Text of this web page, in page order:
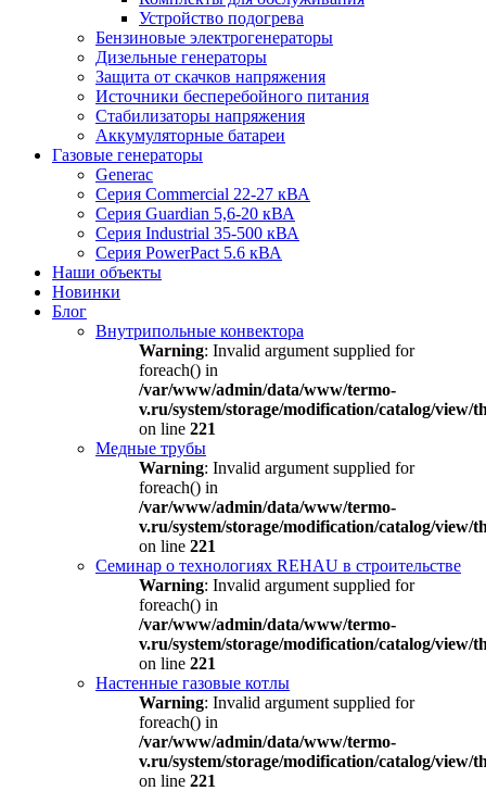
Устройство подогрева
Бензиновые электрогенераторы
Дизельные генераторы
Защита от скачков напряжения
Источники бесперебойного питания
Стабилизаторы напряжения
Аккумуляторные батареи
Газовые генераторы
Generac
Серия Commercial 22-27 кВА
Серия Guardian 5,6-20 кВА
Серия Industrial 35-500 кВА
Серия PowerPact 5.6 кВА
Наши объекты
Новинки
Блог
Внутрипольные конвектора
Warning: Invalid argument supplied for
foreach() in
/var/www/admin/data/www/termo-
v.ru/system/storage/modification/catalog/view/
on line 221
Медные трубы
Warning: Invalid argument supplied for
foreach() in
/var/www/admin/data/www/termo-
v.ru/system/storage/modification/catalog/view/
on line 221
Семинар о технологиях REHAU в строительстве
Warning: Invalid argument supplied for
foreach() in
/var/www/admin/data/www/termo-
v.ru/system/storage/modification/catalog/view/
on line 221
Настенные газовые котлы
Warning: Invalid argument supplied for
foreach() in
/var/www/admin/data/www/termo-
v.ru/system/storage/modification/catalog/view/
on line 221